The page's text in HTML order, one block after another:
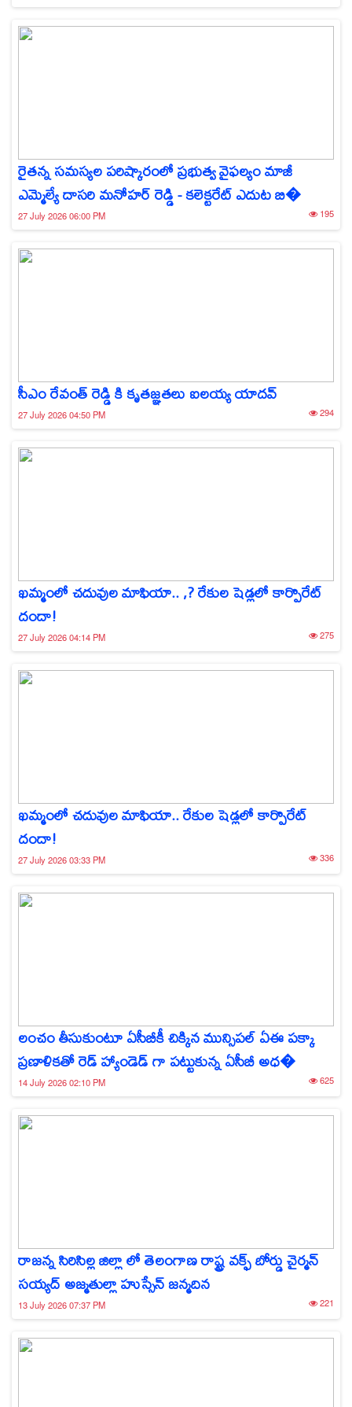
రైతన్న సమస్యల పరిష్కారంలో ప్రభుత్వ వైఫల్యం మాజీ
ఎమ్మెల్యే దాసరి మనోహర్ రెడ్డి - కలెక్టరేట్ ఎదుట బి�
27 July 2026 06:00 PM 195
సీఎం రేవంత్ రెడ్డి కి కృతజ్ఞతలు ఐలయ్య యాదవ్
27 July 2026 04:50 PM 294
ఖమ్మంలో చదువుల మాఫియా.. ,? రేకుల షెడ్లలో కార్పొరేట్
దందా!
27 July 2026 04:14 PM 275
ఖమ్మంలో చదువుల మాఫియా.. రేకుల షెడ్లలో కార్పొరేట్
దందా!
27 July 2026 03:33 PM 336
లంచం తీసుకుంటూ ఏసీబీకీ చిక్కిన మున్సిపల్ ఏఈ పక్కా
ప్రణాళికతో రెడ్ హ్యాండెడ్ గా పట్టుకున్న ఏసీబీ అధ�
14 July 2026 02:10 PM 625
రాజన్న సిరిసిల్ల జిల్లా లో తెలంగాణ రాష్ట్ర వక్ఫ్ బోర్డు చైర్మన్
సయ్యద్ అజ్మతుల్లా హుస్సేన్ జన్మదిన
13 July 2026 07:37 PM 221